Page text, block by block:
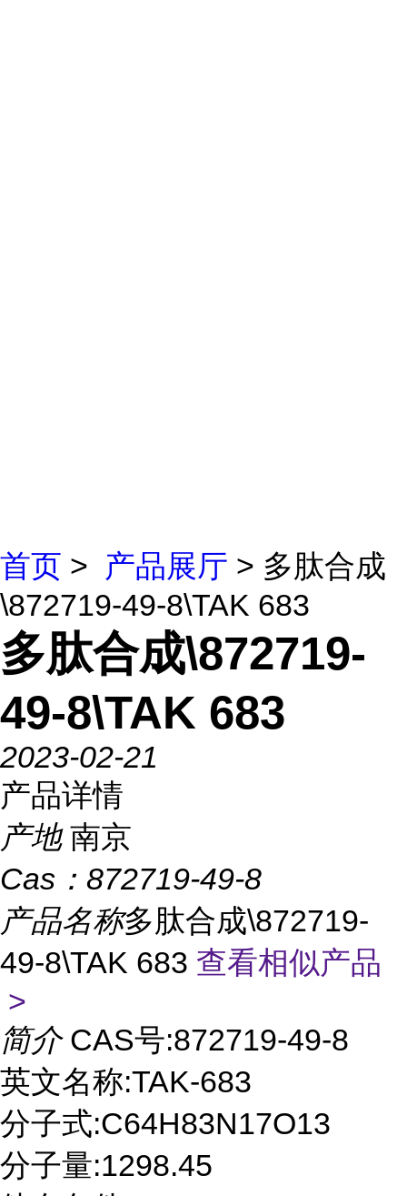
首页 > 产品展厅 > 多肽合成
\872719-49-8\TAK 683
多肽合成\872719-
49-8\TAK 683
2023-02-21
产品详情
产地 南京
Cas： 872719-49-8
产品名称多肽合成\872719-
49-8\TAK 683 查看相似产品
>
简介 CAS号:872719-49-8
英文名称:TAK-683
分子式:C64H83N17O13
分子量:1298.45